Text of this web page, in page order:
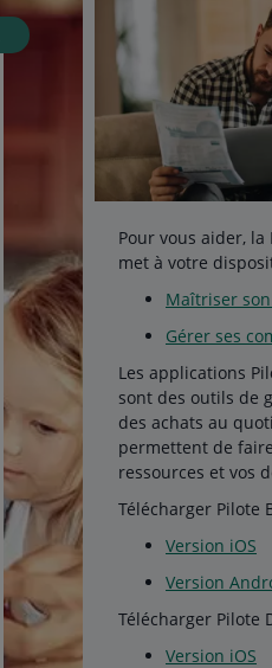
Pour vous aider, la
met à votre
Maîtriser
Gérer ses
Les applications
sont des outils de
des achats au
permettent de
ressources et vos
Télécharger Pilote
Version iOS
Version
Télécharger Pilote
Version iOS